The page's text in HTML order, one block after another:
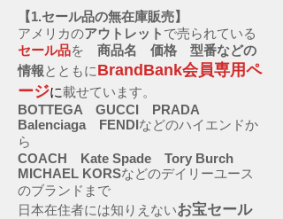
【1.セール品の無在庫販売】
アメリカのアウトレット で売られている
セール品を 商品名 価格 型番などの
情報とともにBrandBank会員専用ペ
ージに載せています。
BOTTEGA GUCCI PRADA
Balenciaga FENDIなどのハイエンドか
ら
COACH Kate Spade Tory Burch
MICHAEL KORSなどのデイリーユース
のブランドまで
日本在住者には知りえないお宝セール